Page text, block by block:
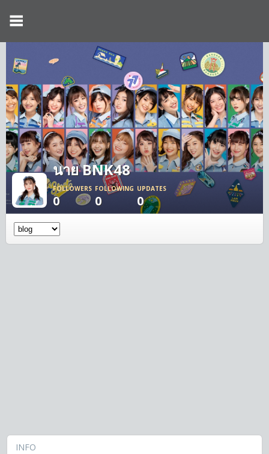
นาย BNK48
FOLLOWERS
0
FOLLOWING
0
UPDATES
0
INFO